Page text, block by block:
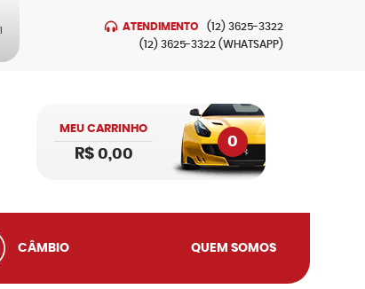
ATENDIMENTO (12) 3625-3322
(12) 3625-3322 (WHATSAPP)
MEU CARRINHO
0
R$ 0,00
CÂMBIO QUEM SOMOS